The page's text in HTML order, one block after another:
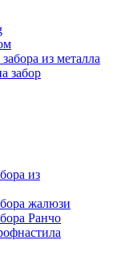
из металла
забор
из
жалюзи
Ранчо